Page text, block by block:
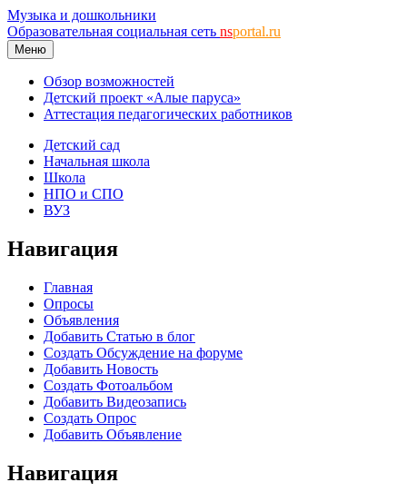
Музыка и дошкольники
Образовательная социальная сеть nsportal.ru
Меню
Обзор возможностей
Детский проект «Алые паруса»
Аттестация педагогических работников
Детский сад
Начальная школа
Школа
НПО и СПО
ВУЗ
Навигация
Главная
Опросы
Объявления
Добавить Статью в блог
Создать Обсуждение на форуме
Добавить Новость
Создать Фотоальбом
Добавить Видеозапись
Создать Опрос
Добавить Объявление
Навигация